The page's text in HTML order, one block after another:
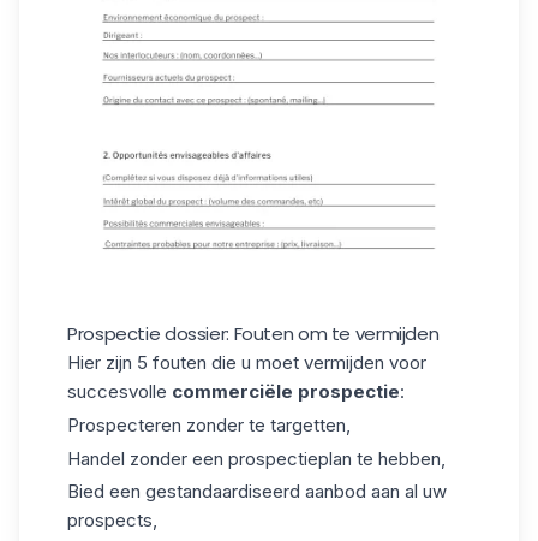
Prospectie dossier: Fouten om te vermijden
Hier zijn 5 fouten die u moet vermijden voor
succesvolle commerciële prospectie:
Prospecteren zonder te targetten,
Handel zonder een prospectieplan te hebben,
Bied een gestandaardiseerd aanbod aan al uw
prospects,